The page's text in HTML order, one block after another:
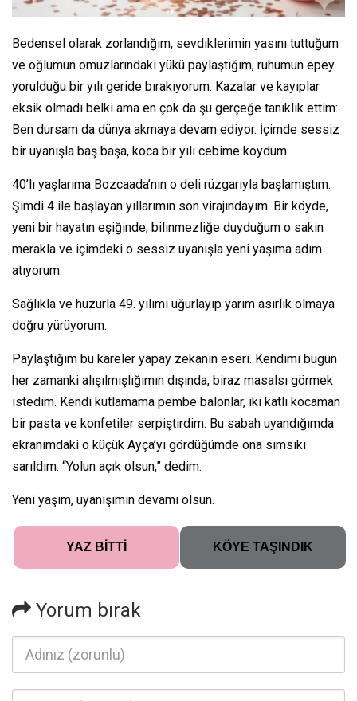
Bedensel olarak zorlandığım, sevdiklerimin yasını tuttuğum
ve oğlumun omuzlarındaki yükü paylaştığım, ruhumun epey
yorulduğu bir yılı geride bırakıyorum. Kazalar ve kayıplar
eksik olmadı belki ama en çok da şu gerçeğe tanıklık ettim:
Ben dursam da dünya akmaya devam ediyor. İçimde sessiz
bir uyanışla baş başa, koca bir yılı cebime koydum.
40’lı yaşlarıma Bozcaada’nın o deli rüzgarıyla başlamıştım.
Şimdi 4 ile başlayan yıllarımın son virajındayım. Bir köyde,
yeni bir hayatın eşiğinde, bilinmezliğe duyduğum o sakin
merakla ve içimdeki o sessiz uyanışla yeni yaşıma adım
atıyorum.
Sağlıkla ve huzurla 49. yılımı uğurlayıp yarım asırlık olmaya
doğru yürüyorum.
Paylaştığım bu kareler yapay zekanın eseri. Kendimi bugün
her zamanki alışılmışlığımın dışında, biraz masalsı görmek
istedim. Kendi kutlamama pembe balonlar, iki katlı kocaman
bir pasta ve konfetiler serpiştirdim. Bu sabah uyandığımda
ekranımdaki o küçük Ayça’yı gördüğümde ona sımsıkı
sarıldım. “Yolun açık olsun,” dedim.
Yeni yaşım, uyanışımın devamı olsun.
YAZ BİTTİ KÖYE TAŞINDIK
Yorum bırak